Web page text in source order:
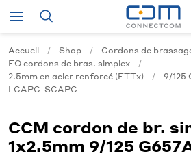
Accueil Shop
Cordons de
FO cordons de bras. simplex
2.5mm en acier renforcé (FTTx)
9/125
LCAPC-SCAPC
CCM cordon de br.
1x2.5mm 9/125